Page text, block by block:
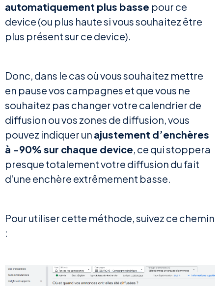
automatiquement plus basse pour ce
device (ou plus haute si vous souhaitez être
plus présent sur ce device).
Donc, dans le cas où vous souhaitez mettre
en pause vos campagnes et que vous ne
souhaitez pas changer votre calendrier de
diffusion ou vos zones de diffusion, vous
pouvez indiquer un ajustement d’enchères
à -90% sur chaque device, ce qui stoppera
presque totalement votre diffusion du fait
d’une enchère extrêmement basse.
Pour utiliser cette méthode, suivez ce chemin
: